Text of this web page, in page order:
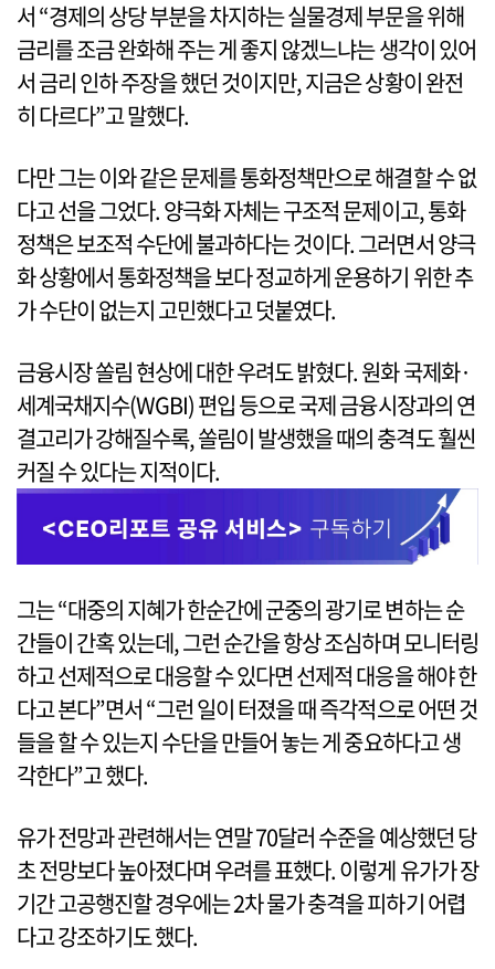
서 “경제의 상당 부분을 차지하는 실물경제 부문을 위해
금리를 조금 완화해 주는 게 좋지 않겠느냐는 생각이 있어
서 금리 인하 주장을 했던 것이지만, 지금은 상황이 완전
히 다르다”고 말했다.
다만 그는 이와 같은 문제를 통화정책만으로 해결할 수 없
다고 선을 그었다. 양극화 자체는 구조적 문제이고, 통화
정책은 보조적 수단에 불과하다는 것이다. 그러면서 양극
화 상황에서 통화정책을 보다 정교하게 운용하기 위한 추
가 수단이 없는지 고민했다고 덧붙였다.
금융시장 쏠림 현상에 대한 우려도 밝혔다. 원화 국제화·
세계국채지수(WGBI) 편입 등으로 국제 금융시장과의 연
결고리가 강해질수록, 쏠림이 발생했을 때의 충격도 훨씬
커질 수 있다는 지적이다.
그는 “대중의 지혜가 한순간에 군중의 광기로 변하는 순
간들이 간혹 있는데, 그런 순간을 항상 조심하며 모니터링
하고 선제적으로 대응할 수 있다면 선제적 대응을 해야 한
다고 본다”면서 “그런 일이 터졌을 때 즉각적으로 어떤 것
들을 할 수 있는지 수단을 만들어 놓는 게 중요하다고 생
각한다”고 했다.
유가 전망과 관련해서는 연말 70달러 수준을 예상했던 당
초 전망보다 높아졌다며 우려를 표했다. 이렇게 유가가 장
기간 고공행진할 경우에는 2차 물가 충격을 피하기 어렵
다고 강조하기도 했다.